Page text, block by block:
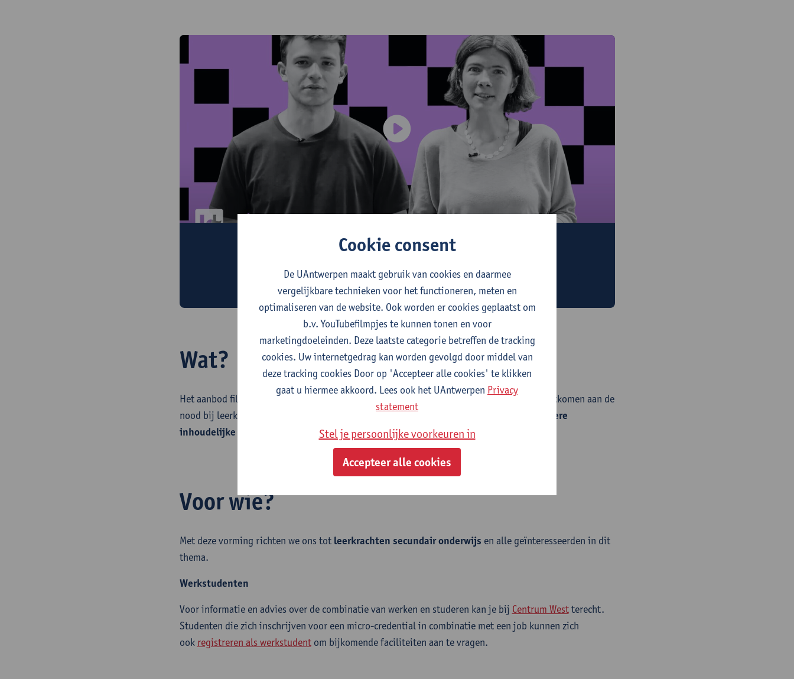
Micro-credentials Filosofie
Katrien Schaubroeck en Anthony Longo vertellen je waarom deze micro-credentials echt iets
Wat?
Het aanbod filosofie in het secundair onderwijs groeit. Deze micro-credential wil tegemoetkomen aan de
nood bij leerkrachten aan
opfrissing/actualisering van vakinhouden
diepgaandere
inhoudelijke vorming
Voor wie?
Met deze vorming richten we ons tot leerkrachten secundair onderwijs en alle geïnteresseerden in dit
thema.
Werkstudenten
Voor informatie en advies over de combinatie van werken en studeren kan je bij Centrum Westterecht.
Studenten die zich inschrijven voor een micro-credential in combinatie met een job kunnen zich
ook registreren als werkstudentom bijkomende faciliteiten aan te vragen.
Cookie consent
De UAntwerpen maakt gebruik van cookies en daarmee
vergelijkbare technieken voor het functioneren, meten en
optimaliseren van de website. Ook worden er cookies geplaatst om
b.v. YouTubefilmpjes te kunnen tonen en voor
marketingdoeleinden. Deze laatste categorie betreffen de tracking
cookies. Uw internetgedrag kan worden gevolgd door middel van
deze tracking cookies Door op 'Accepteer alle cookies' te klikken
gaat u hiermee akkoord. Lees ook het UAntwerpen Privacy
statement
Stel je persoonlijke voorkeuren in
Accepteer alle cookies